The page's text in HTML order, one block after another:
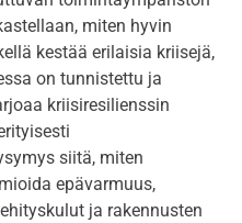
miten hyvin
kestää erilaisia kriisejä,
on tunnistettu ja
kriisiresilienssin
siitä, miten
epävarmuus,
ja rakennusten